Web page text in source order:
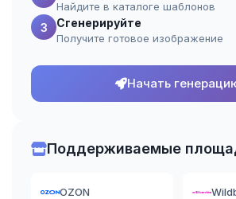
Найдите в каталоге шаблонов
3 Сгенерируйте
Получите готовое изображение
Начать
Поддерживаемые
OZON